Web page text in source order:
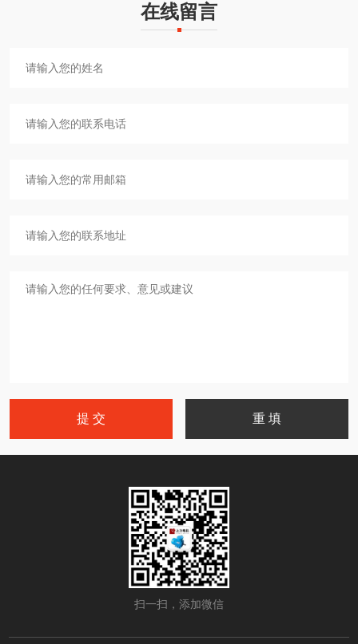
在线留言
扫一扫，添加微信